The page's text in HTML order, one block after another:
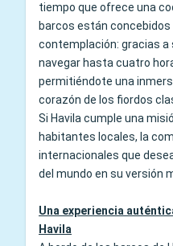
tiempo que ofrece una
barcos están concebidos
contemplación: gracias a
navegar hasta cuatro
permitiéndote una
corazón de los fiordos
Si Havila cumple una
habitantes locales, la
internacionales que
del mundo en su versión
Una experiencia
Havila